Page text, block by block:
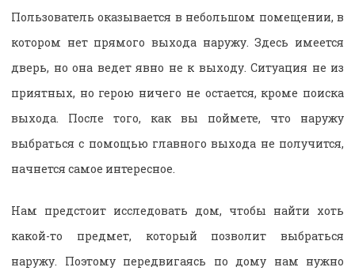
Пользователь оказывается в небольшом помещении, в
котором нет прямого выхода наружу. Здесь имеется
дверь, но она ведет явно не к выходу. Ситуация не из
приятных, но герою ничего не остается, кроме поиска
выхода. После того, как вы поймете, что наружу
выбраться с помощью главного выхода не получится,
начнется самое интересное.
Нам предстоит исследовать дом, чтобы найти хоть
какой-то предмет, который позволит выбраться
наружу. Поэтому передвигаясь по дому нам нужно